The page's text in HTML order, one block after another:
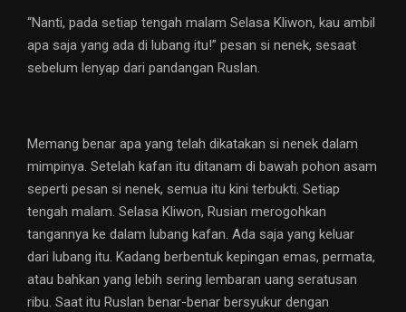
“Nanti, pada setiap tengah malam Selasa Kliwon, kau ambil
apa saja yang ada di lubang itu!” pesan si nenek, sesaat
sebelum lenyap dari pandangan Ruslan.
Memang benar apa yang telah dikatakan si nenek dalam
mimpinya. Setelah kafan itu ditanam di bawah pohon asam
seperti pesan si nenek, semua itu kini terbukti. Setiap
tengah malam. Selasa Kliwon, Rusian merogohkan
tangannya ke dalam lubang kafan. Ada saja yang keluar
dari lubang itu. Kadang berbentuk kepingan emas, permata,
atau bahkan yang lebih sering lembaran uang seratusan
ribu. Saat itu Ruslan benar-benar bersyukur dengan